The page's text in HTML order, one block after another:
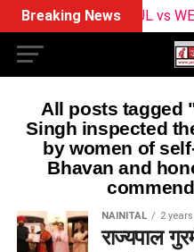
Breaking NewsSUL vs WEF
All posts tagged
Singh inspected
by women of
Bhavan and
NAINITAL 2
राज्यपाल